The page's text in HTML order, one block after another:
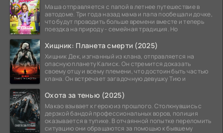
Маша отправляется с папой в летнее путешествие в
автодоме. Три года назад мама и папа пообещали дочке,
что будут проводить больше времени вместе и теперь
поездка на природу - семейная традиция. Но
Хищник: Планета смерти (2025)
Хищник Дек, изгнанный из клана, отправляется на
опасную планету Калиск. Он стремится доказать
своему отцу и всему племени, что достоин быть частью
клана. Он встречает загадочную девушку Тию и
Охота за тенью (2025)
Макао взывает к герою из прошлого. Столкнувшись с
дерзкой бандой профессиональных воров, полиция
оказывается в тупике. В отчаянной попытке переломить
ситуацию они обращаются за помощью к бывшему